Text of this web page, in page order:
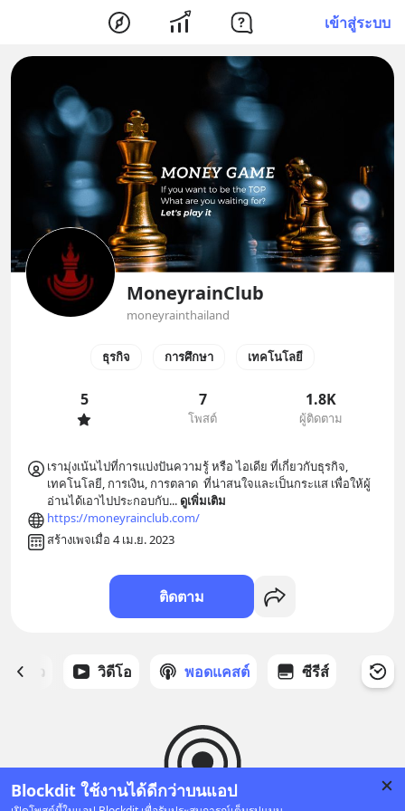
เข้าสู่ระบบ
Blockdit ใช้งานได้ดีกว่าบนแอป
MoneyrainClub
moneyrainthailand
ธุรกิจ การศึกษา เทคโนโลยี
5 7
โพสต์
1.8K
ผู้ติดตาม
เรามุ่งเน้นไปที่การแบ่งปันความรู้ หรือ ไอเดีย ที่เกี่ยวกับธุรกิจ,
เทคโนโลยี, การเงิน, การตลาด  ที่น่าสนใจและเป็นกระแส เพื่อให้ผู้
อ่านได้เอาไปประกอบกับ... ดูเพิ่มเติม
https://moneyrainclub.com/
สร้างเพจเมื่อ 4 เม.ย. 2023
ติดตาม
ด้ดาว วิดีโอ พอดแคสต์ ซีรีส์